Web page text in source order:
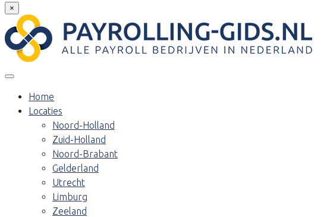
×
Home
Locaties
Noord-Holland
Zuid-Holland
Noord-Brabant
Gelderland
Utrecht
Limburg
Zeeland